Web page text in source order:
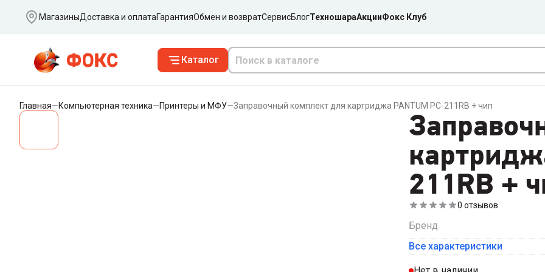
Ваш город
МагазиныДоставка и оплатаГарантияОбмен и возвратСервисБлогТехношараАкцииФокс Клуб
Каталог
Главная—Компьютерная техника—Принтеры и МФУ—Заправочный комплект для картриджа PANTUM PC-211RB + чип
211RB +
0 отзывов
Бренд
Все характеристики